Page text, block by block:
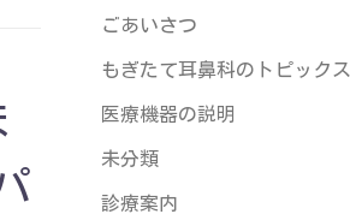
ごあいさつ
もぎたて耳鼻科のトピックス
医療機器の説明
未分類
診療案内